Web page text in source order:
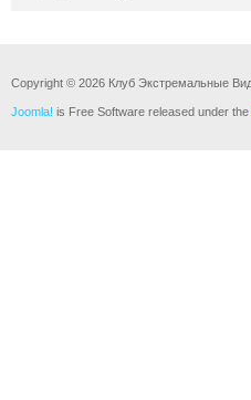
Copyright © 2026 Клуб Экстремальные
Joomla! is Free Software released under the